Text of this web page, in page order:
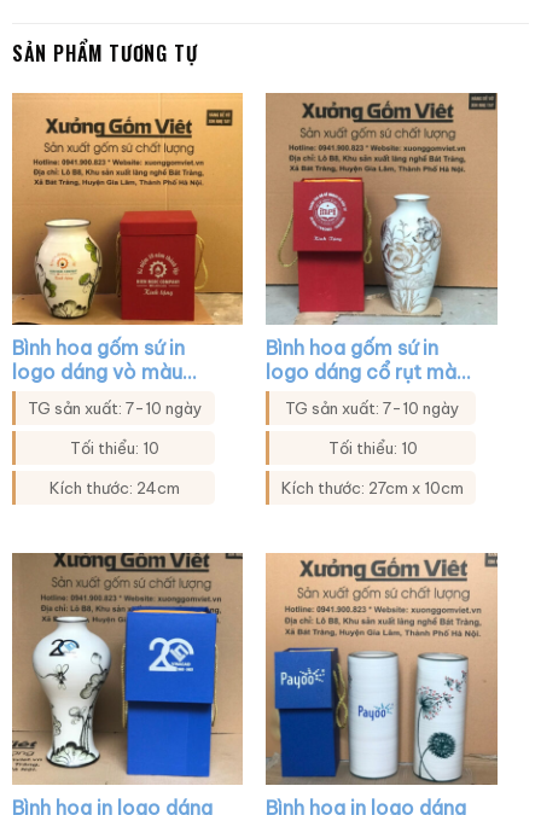
SẢN PHẨM TƯƠNG TỰ
Bình hoa gốm sứ in
logo dáng vò màu
trắng họa tiết sen
xanh XG-LH35
TG sản xuất: 7-10 ngày
Tối thiểu: 10
Kích thước: 24cm
Bình hoa gốm sứ in
logo dáng cổ rụt màu
trắng họa tiết hoa sen
XG-LH21
TG sản xuất: 7-10 ngày
Tối thiểu: 10
Kích thước: 27cm x 10cm
Bình hoa in logo dáng
Bình hoa in logo dáng